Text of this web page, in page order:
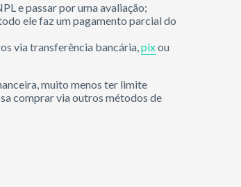
e passar por uma avaliação;
ele faz um pagamento parcial do
via transferência bancária,pixou
muito menos ter limite
comprar via outros métodos de